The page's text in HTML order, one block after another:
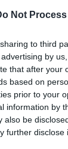
Not
to third
by
that after your
based on
prior to your
information by
also be
further disclose